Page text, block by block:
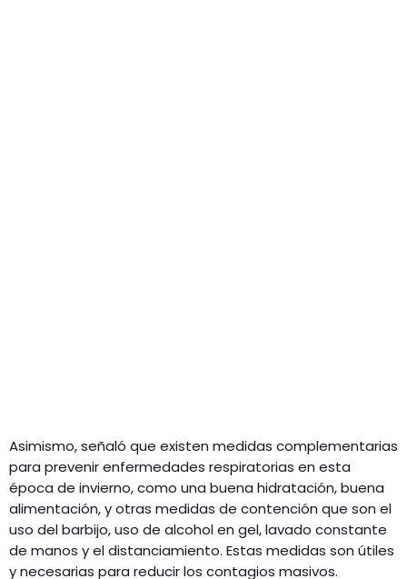
Asimismo, señaló que existen medidas complementarias
para prevenir enfermedades respiratorias en esta
época de invierno, como una buena hidratación, buena
alimentación, y otras medidas de contención que son el
uso del barbijo, uso de alcohol en gel, lavado constante
de manos y el distanciamiento. Estas medidas son útiles
y necesarias para reducir los contagios masivos.